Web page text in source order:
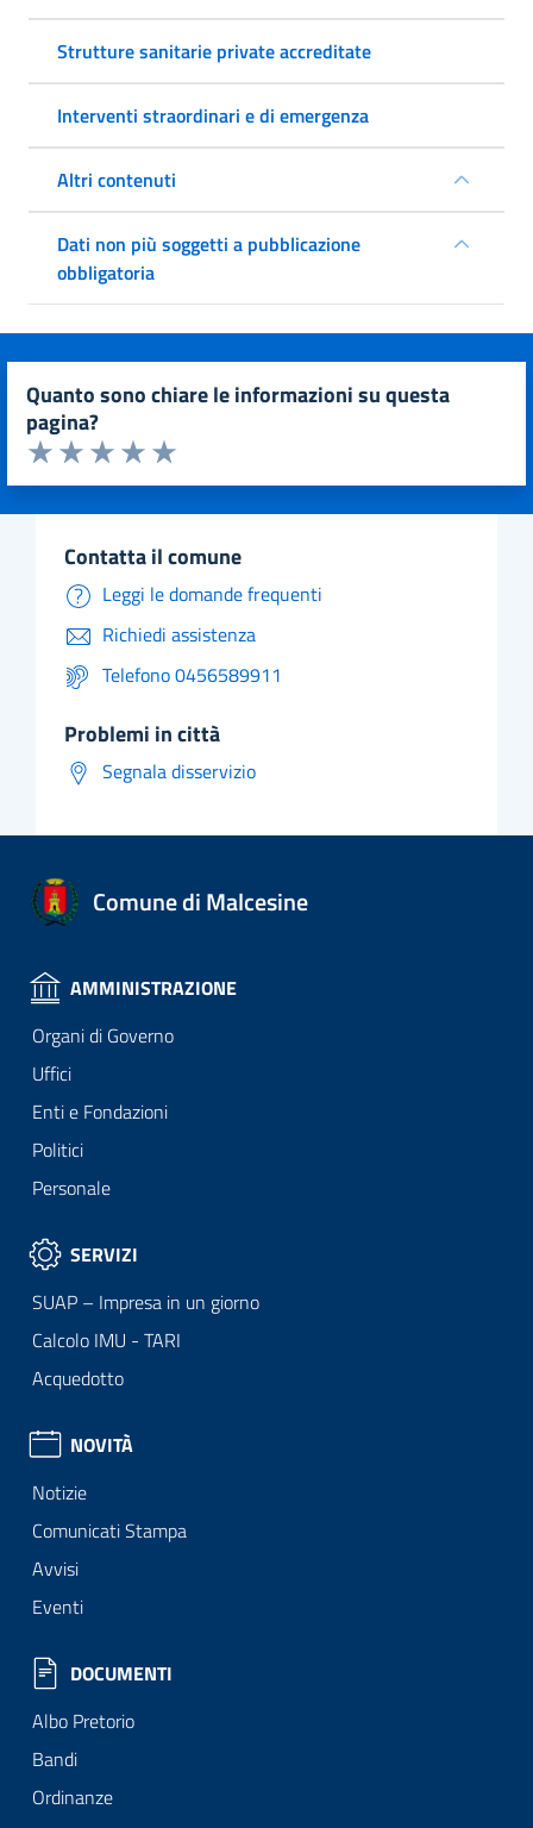
Strutture sanitarie private accreditate
Interventi straordinari e di emergenza
Altri contenuti
Dati non più soggetti a pubblicazione
obbligatoria
quanto sono chiare le informazioni su questa
pagina?
Valuta da 1 a 5 stelle la pagina
Valuta 5 stelle su 5
Valuta 4 stelle su 5
Valuta 3 stelle su 5
Valuta 2 stelle su 5
Valuta 1 stelle su 5
contatta il comune
Leggi le domande frequenti
Richiedi assistenza
Telefono 0456589911
problemi in città
Segnala disservizio
Comune di Malcesine
AMMINISTRAZIONE
Organi di Governo
Uffici
Enti e Fondazioni
Politici
Personale
SERVIZI
SUAP – Impresa in un giorno
Calcolo IMU - TARI
Acquedotto
NOVITÀ
Notizie
Comunicati Stampa
Avvisi
Eventi
DOCUMENTI
Albo Pretorio
Bandi
Ordinanze